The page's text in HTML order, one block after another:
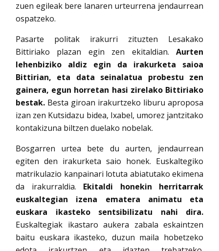
zuen egileak bere lanaren urteurrena jendaurrean
ospatzeko.
Pasarte politak irakurri zituzten Lesakako
Bittiriako plazan egin zen ekitaldian. Aurten
lehenbiziko aldiz egin da irakurketa saioa
Bittirian, eta data seinalatua probestu zen
gainera, egun horretan hasi zirelako Bittiriako
bestak. Besta giroan irakurtzeko liburu aproposa
izan zen Kutsidazu bidea, Ixabel, umorez jantzitako
kontakizuna biltzen duelako nobelak.
Bosgarren urtea bete du aurten, jendaurrean
egiten den irakurketa saio honek. Euskaltegiko
matrikulazio kanpainari lotuta abiatutako ekimena
da irakurraldia. Ekitaldi honekin herritarrak
euskaltegian izena ematera animatu eta
euskara ikasteko sentsibilizatu nahi dira.
Euskaltegiak ikastaro aukera zabala eskaintzen
baitu euskara ikasteko, duzun maila hobetzeko